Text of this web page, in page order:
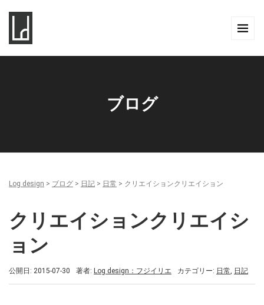
ブログ
Log design > ブログ > 日記 > 日常 > クリエイションクリエイション
クリエイションクリエイシ
ョン
公開日: 2015-07-30 著者: Log design：フジイリエ カテゴリー: 日常, 日記